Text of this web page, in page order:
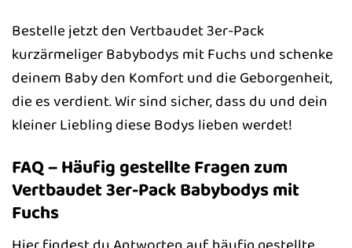
Bestelle jetzt den Vertbaudet 3er-Pack
kurzärmeliger Babybodys mit Fuchs und schenke
deinem Baby den Komfort und die Geborgenheit,
die es verdient. Wir sind sicher, dass du und dein
kleiner Liebling diese Bodys lieben werdet!
FAQ – Häufig gestellte Fragen zum
Vertbaudet 3er-Pack Babybodys mit
Fuchs